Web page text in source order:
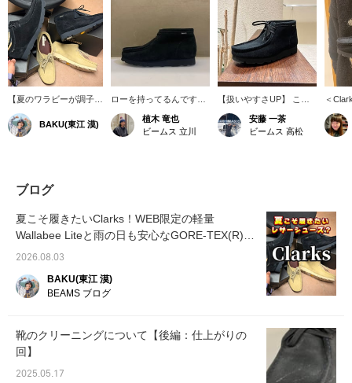
【夏のワラビーが調子良
い】〈Clarks
ORIGINALS〉のワラビ
ーとブーツ型です。
ンプルに僕はこのデザイ
膝下ショーツにワラビー
のバランスってめちゃく
ちゃ可愛いので是非、皆
いです！【お気に入り
♡+】を押すと"50マイ
ル"たまり気になるアイ
テムを保存でき、【フォ
すよ！
BAKU(東江 漠)
ローを持ってるんですが
ハイを見ると浮気しそう
になります。2足持って
てもいいじゃないか。
と投稿がタイムラインで
見やすくなります。定期
更新しているので是非フ
植木 竜也
ビームス 立川
【扱いやすさUP】 こち
らの商品は、クラークス
のワラビーブーツに
GORE-TEX(R)を加えた
こなしの幅が広がりま
す！ スエードのシューズ
を天候気にせず履けるも
ありがたいポイントで
す。 是非ご検討下さい！
【♡+お気に入り】ボタ
ンを押していただくと、
安藤 一茶
ビームス 高松
＜
TEX（
対応
を除
り置
サー
ョッ
す！
い！】
ブログ
夏こそ履きたいClarks！WEB限定の軽量
Wallabee Liteと雨の日も安心なGORE-TEX(R)モ
デル
2026.08.03
BAKU(東江 漠)
BEAMS ブログ
靴のクリーニングについて【後編：仕上がりの
回】
2025.05.17